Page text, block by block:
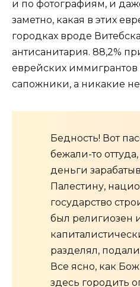
и по фотографиям, и
заметно, какая в этих
городках вроде
антисанитария. 88,2%
еврейских
сапожники, а никакие
Бедность! Вот
бежали-то
деньги
Палестину,
государство
был религиозен
разделял,
Все ясно, как
здесь городить